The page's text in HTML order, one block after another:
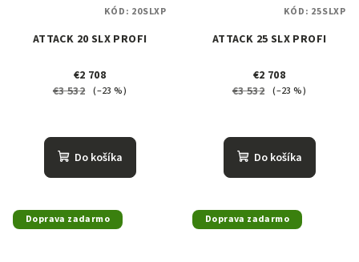
ATTACK 20 SLX PROFI
€2 708
€3 532 (–23 %)
Do košíka
KÓD: 20SLXP
ATTACK 25 SLX PROFI
€2 708
€3 532 (–23 %)
Do košíka
KÓD: 25SLXP
Doprava zadarmo Doprava zadarmo